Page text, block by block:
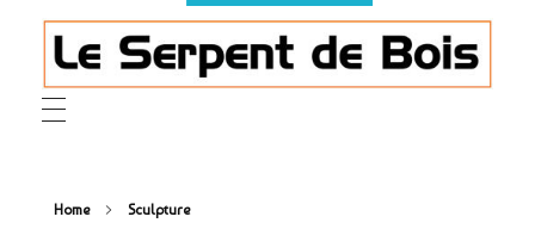
Le Serpent de Bois
le bois magnifié révèle son âme à travers des œuvres organiques et sensuelles
Home Sculpture